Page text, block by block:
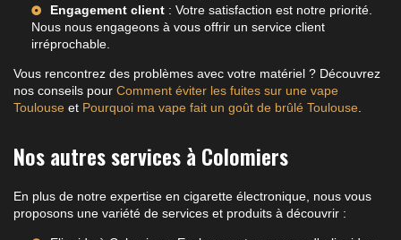
Engagement client : Votre satisfaction est notre priorité.
Nous nous engageons à vous offrir un service client
irréprochable.
Vous rencontrez des problèmes avec votre matériel ? Découvrez
nos conseils pour Comment éviter les fuites sur une vape
Toulouse et Pourquoi ma vape fait un goût de brûlé Toulouse
Nos autres services à Colomiers
En plus de notre expertise en cigarette électronique, nous vous
proposons une variété de services et produits à découvrir :